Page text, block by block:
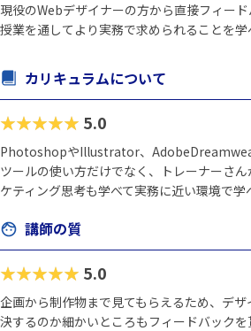
現役のWebデザイナーの方から直接フィー
授業を通してより実務で求められることを学
カリキュラムについて
★★★★★ 5.0
PhotoshopやIllustrator、
ツールの使い方だけでなく、トレーナーさ
ケティング思考も学べて実務に近い環境で学
講師の質
★★★★★ 5.0
企画から制作物まで見てもらえるため、デ
決するのか細かいところもフィードバックを